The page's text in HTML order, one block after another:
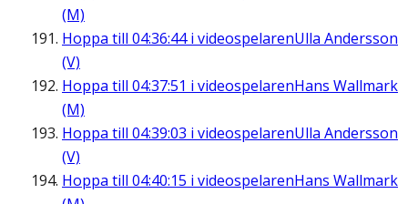
(M)
Hoppa till 04:36:44i videospelarenUlla Andersson
(V)
Hoppa till 04:37:51 i videospelarenHans Wallmark
(M)
Hoppa till 04:39:03 i videospelarenUlla Andersson
(V)
Hoppa till 04:40:15 i videospelarenHans Wallmark